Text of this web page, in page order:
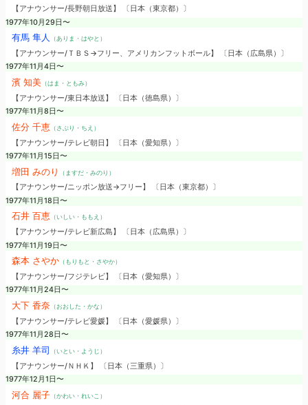
【アナウンサー/長野朝日放送】 〔日本（東京都）〕
1977年10月29日〜
有馬 隼人 （ありま・はやと）
【アナウンサー/ＴＢＳ→フリー、アメリカンフットボール】 〔日本（広島県）〕
1977年11月4日〜
濱 知美（はま・ともみ）
【アナウンサー/東日本放送】 〔日本（徳島県）〕
1977年11月8日〜
佐分 千恵 （さぶり・ちえ）
【アナウンサー/テレビ朝日】 〔日本（愛知県）〕
1977年11月15日〜
増田 みのり （ますだ・みのり）
【アナウンサー/ニッポン放送→フリー】 〔日本（東京都）〕
1977年11月18日〜
石井 百恵 （いしい・ももえ）
【アナウンサー/テレビ新広島】 〔日本（広島県）〕
1977年11月19日〜
森本 さやか（もりもと・さやか）
【アナウンサー/フジテレビ】 〔日本（愛知県）〕
1977年11月24日〜
大下 香奈（おおした・かな）
【アナウンサー/テレビ愛媛】 〔日本（愛媛県）〕
1977年11月28日〜
糸井 羊司 （いとい・ようじ）
【アナウンサー/ＮＨＫ】 〔日本（三重県）〕
1977年12月1日〜
河合 麗子（かわい・れいこ）